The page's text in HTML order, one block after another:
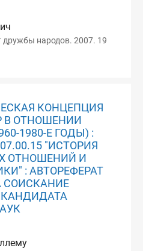
дружбы народов. 2007. 19
КОНЦЕПЦИЯ
В ОТНОШЕНИИ
1980-Е ГОДЫ) :
"ИСТОРИЯ
ОТНОШЕНИЙ И
: АВТОРЕФЕРАТ
СОИСКАНИЕ